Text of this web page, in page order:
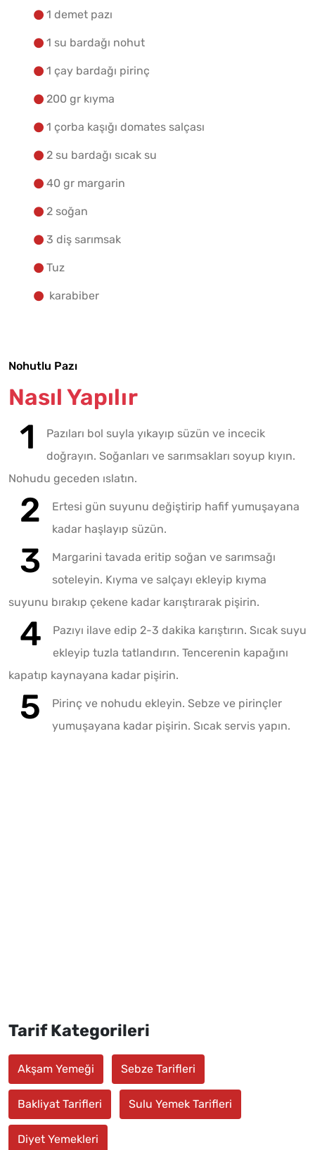
1 demet pazı
1 su bardağı nohut
1 çay bardağı pirinç
200 gr kıyma
1 çorba kaşığı domates salçası
2 su bardağı sıcak su
40 gr margarin
2 soğan
3 diş sarımsak
Tuz
karabiber
Nohutlu Pazı
Nasıl Yapılır
Pazıları bol suyla yıkayıp süzün ve incecik
doğrayın. Soğanları ve sarımsakları soyup kıyın.
Nohudu geceden ıslatın.
Ertesi gün suyunu değiştirip hafif yumuşayana
kadar haşlayıp süzün.
Margarini tavada eritip soğan ve sarımsağı
soteleyin. Kıyma ve salçayı ekleyip kıyma
suyunu bırakıp çekene kadar karıştırarak pişirin.
Pazıyı ilave edip 2-3 dakika karıştırın. Sıcak suyu
ekleyip tuzla tatlandırın. Tencerenin kapağını
kapatıp kaynayana kadar pişirin.
Pirinç ve nohudu ekleyin. Sebze ve pirinçler
yumuşayana kadar pişirin. Sıcak servis yapın.
Tarif Kategorileri
Akşam Yemeği Sebze Tarifleri
Bakliyat Tarifleri Sulu Yemek Tarifleri
Diyet Yemekleri